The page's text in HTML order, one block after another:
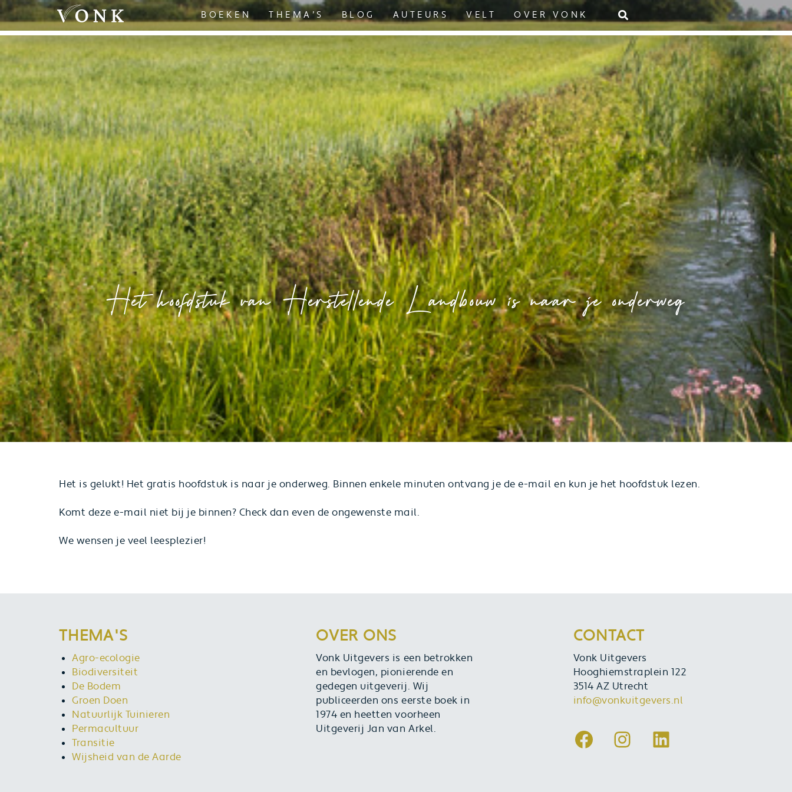
BOEKEN THEMA’S BLOG AUTEURS VELT OVER VONK
Het hoofdstuk van Herstellende Landbouw is naar je onderweg
Het is gelukt! Het gratis hoofdstuk is naar je onderweg. Binnen enkele minuten ontvang je de e-mail en kun je het hoofdstuk lezen.
Komt deze e-mail niet bij je binnen? Check dan even de ongewenste mail.
We wensen je veel leesplezier!
THEMA'S
Agro-ecologie
Biodiversiteit
De Bodem
Groen Doen
Natuurlijk Tuinieren
Permacultuur
Transitie
Wijsheid van de Aarde
OVER ONS
Vonk Uitgevers is een betrokken
en bevlogen, pionierende en
gedegen uitgeverij. Wij
publiceerden ons eerste boek in
1974 en heetten voorheen
Uitgeverij Jan van Arkel.
CONTACT
Vonk Uitgevers
Hooghiemstraplein 122
3514 AZ Utrecht
info@vonkuitgevers.nl
Facebook
Instagram
LinkedIn